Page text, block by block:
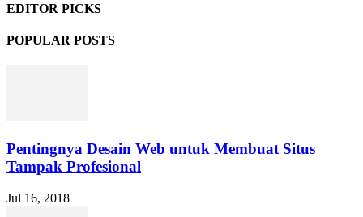
EDITOR PICKS
POPULAR POSTS
Pentingnya Desain Web untuk Membuat Situs
Tampak Profesional
Jul 16, 2018